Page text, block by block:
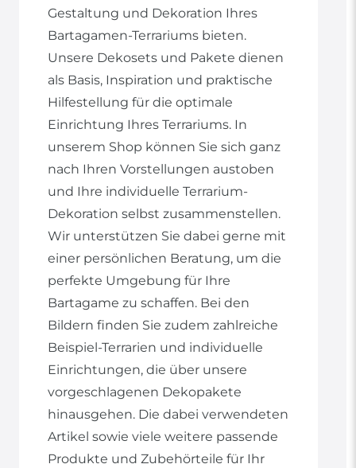
Gestaltung und Dekoration Ihres
Bartagamen-Terrariums bieten.
Unsere Dekosets und Pakete dienen
als Basis, Inspiration und praktische
Hilfestellung für die optimale
Einrichtung Ihres Terrariums. In
unserem Shop können Sie sich ganz
nach Ihren Vorstellungen austoben
und Ihre individuelle Terrarium-
Dekoration selbst zusammenstellen.
Wir unterstützen Sie dabei gerne mit
einer persönlichen Beratung, um die
perfekte Umgebung für Ihre
Bartagame zu schaffen. Bei den
Bildern finden Sie zudem zahlreiche
Beispiel-Terrarien und individuelle
Einrichtungen, die über unsere
vorgeschlagenen Dekopakete
hinausgehen. Die dabei verwendeten
Artikel sowie viele weitere passende
Produkte und Zubehörteile für Ihr